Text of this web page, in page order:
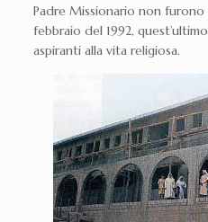
Padre Missionario non
febbraio del 1992,
aspiranti alla vita religiosa.